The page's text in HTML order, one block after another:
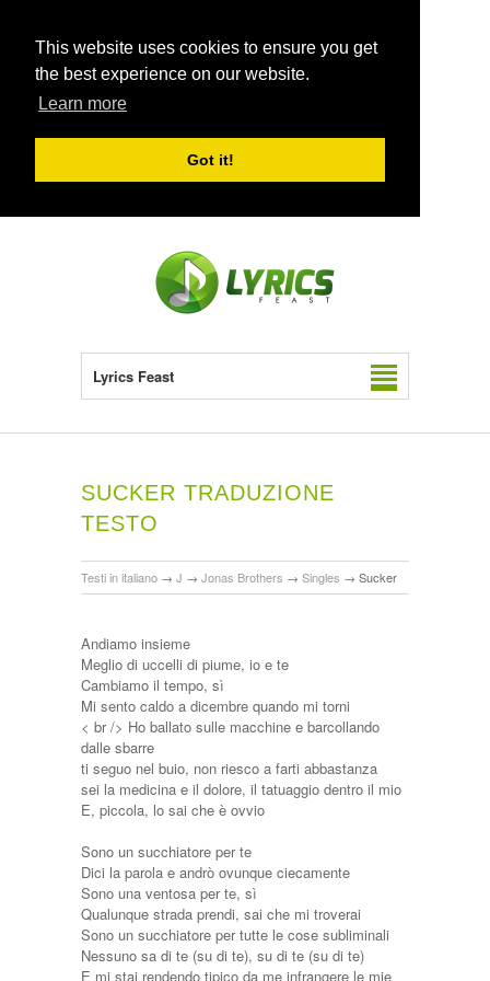
This website uses cookies to ensure you get
the best experience on our website.
Learn more
Got it!
Lyrics Feast
SUCKER TRADUZIONE
TESTO
Testi in italiano → J → Jonas Brothers → Singles → Sucker
Andiamo insieme
Meglio di uccelli di piume, io e te
Cambiamo il tempo, sì
Mi sento caldo a dicembre quando mi torni
< br /> Ho ballato sulle macchine e barcollando
dalle sbarre
ti seguo nel buio, non riesco a farti abbastanza
sei la medicina e il dolore, il tatuaggio dentro il mio
E, piccola, lo sai che è ovvio
Sono un succhiatore per te
Dici la parola e andrò ovunque ciecamente
Sono una ventosa per te, sì
Qualunque strada prendi, sai che mi troverai
Sono un succhiatore per tutte le cose subliminali
Nessuno sa di te (su di te), su di te (su di te)
E mi stai rendendo tipico da me infrangere le mie